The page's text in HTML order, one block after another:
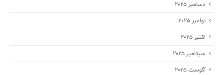
دسامبر 2025
نوامبر 2025
اکتبر 2025
سپتامبر 2025
آگوست 2025